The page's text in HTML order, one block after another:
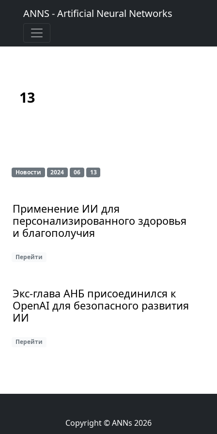
ANNS - Artificial Neural Networks
13
Новости 2024 06 13
Применение ИИ для
персонализированного здоровья
и благополучия
Перейти
Экс-глава АНБ присоединился к
OpenAI для безопасного развития
ИИ
Перейти
Copyright © ANNs 2026